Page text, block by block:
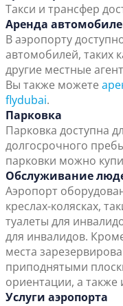
Такси и трансфер
Аренда
В аэропорту
автомобилей, таких
другие местные
Вы также можете
flydubai.
Парковка
Парковка доступна
долгосрочного
парковки можно
Обслуживание
Аэропорт
креслах-колясках,
туалеты для
для инвалидов.
места
приподнятыми
ориентации, а
Услуги аэропорта